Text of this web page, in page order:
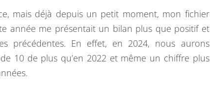
U
N
E
B
E
N
T
A
I
E
S
mais déjà depuis un petit moment, mon fichier
année me présentait un bilan plus que positif et
précédentes. En effet, en 2024, nous aurons
10 de plus qu’en 2022 et même un chiffre plus